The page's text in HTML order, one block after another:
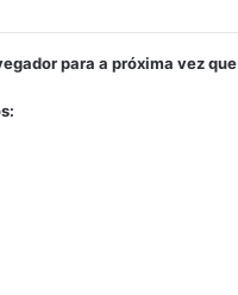
para a próxima vez